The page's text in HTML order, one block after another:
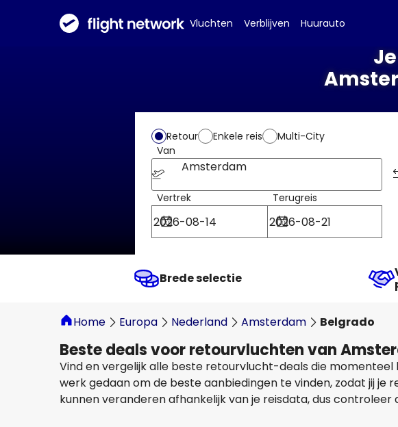
Vluchten Verblijven Huurauto
Retour Enkele reis
Multi-City
Van
Amsterdam
Vertrek Terugreis
Brede selectie
Home Europa Nederland Amsterdam Belgrado
Beste deals voor retourvluchten van
Vind en vergelijk alle beste retourvlucht-deals die
werk gedaan om de beste aanbiedingen te vinden, zodat jij je
kunnen veranderen afhankelijk van je reisdata, dus